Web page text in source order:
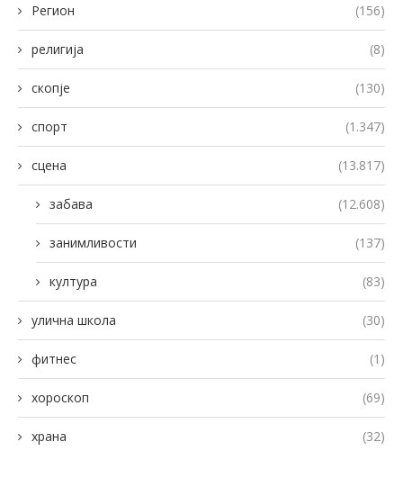
Регион (156)
религија (8)
скопје (130)
спорт (1.347)
сцена (13.817)
забава (12.608)
занимливости (137)
култура (83)
улична школа (30)
фитнес (1)
хороскоп (69)
храна (32)